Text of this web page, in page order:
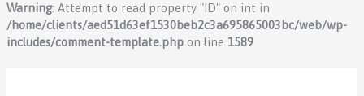
Warning: Attempt to read property "ID" on int in
/home/clients/aed51d63ef1530beb2c3a695865003bc/web/wp-
includes/comment-template.phpon line 1589